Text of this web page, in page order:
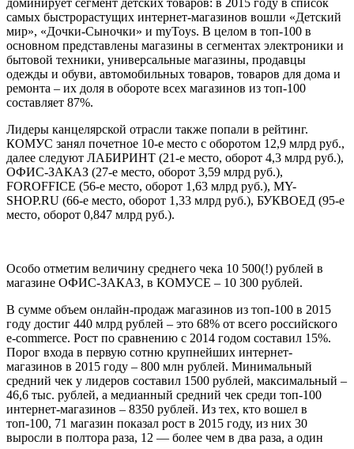
самых быстрорастущих интернет-магазинов вошли «Детский
мир», «Дочки-Сыночки» и myToys. В целом в топ-100 в
основном представлены магазины в сегментах электроники и
бытовой техники, универсальные магазины, продавцы
одежды и обуви, автомобильных товаров, товаров для дома и
ремонта – их доля в обороте всех магазинов из топ-100
составляет 87%.
Лидеры канцелярской отрасли также попали в рейтинг.
КОМУС занял почетное 10-е место с оборотом 12,9 млрд руб.,
далее следуют ЛАБИРИНТ (21-е место, оборот 4,3 млрд руб.),
ОФИС-ЗАКАЗ (27-е место, оборот 3,59 млрд руб.),
FOROFFICE (56-е место, оборот 1,63 млрд руб.), MY-
SHOP.RU (66-е место, оборот 1,33 млрд руб.), БУКВОЕД (95-е
место, оборот 0,847 млрд руб.).
Особо отметим величину среднего чека 10 500(!) рублей в
магазине ОФИС-ЗАКАЗ, в КОМУСЕ – 10 300 рублей.
В сумме объем онлайн-продаж магазинов из топ-100 в 2015
году достиг 440 млрд рублей – это 68% от всего российского
e-commerce. Рост по сравнению с 2014 годом составил 15%.
Порог входа в первую сотню крупнейших интернет-
магазинов в 2015 году – 800 млн рублей. Минимальный
средний чек у лидеров составил 1500 рублей, максимальный –
46,6 тыс. рублей, а медианный средний чек среди топ-100
интернет-магазинов – 8350 рублей. Из тех, кто вошел в
топ-100, 71 магазин показал рост в 2015 году, из них 30
выросли в полтора раза, 12 — более чем в два раза, а один